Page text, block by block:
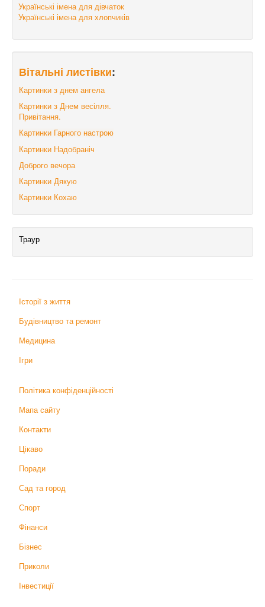
Українські імена для дівчаток
Українські імена для хлопчиків
Вітальні листівки:
Картинки з днем ангела
Картинки з Днем весілля.
Привітання.
Картинки Гарного настрою
Картинки Надобраніч
Доброго вечора
Картинки Дякую
Картинки Кохаю
Траур
Історії з життя
Будівництво та ремонт
Медицина
Ігри
Політика конфіденційності
Мапа сайту
Контакти
Цікаво
Поради
Сад та город
Спорт
Фінанси
Бізнес
Приколи
Інвестиції